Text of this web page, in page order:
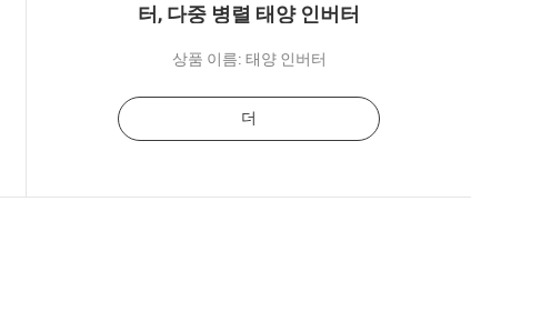
터, 다중 병렬 태양 인버터
상품 이름: 태양 인버터
더